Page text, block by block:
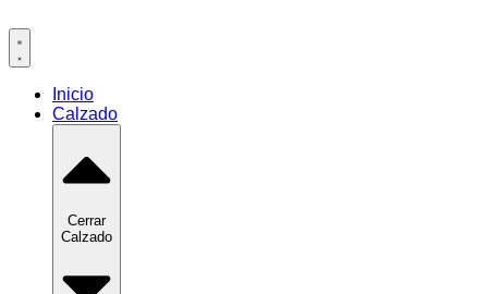
al
contenido
Inicio
Calzado
Cerrar
Calzado